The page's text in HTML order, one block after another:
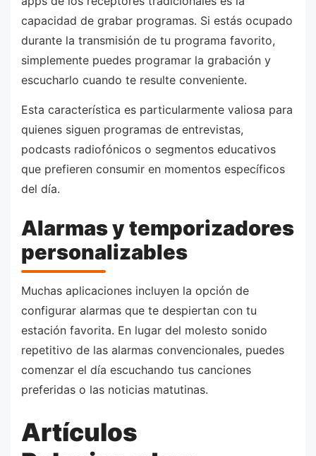
capacidad de grabar programas. Si estás ocupado
durante la transmisión de tu programa favorito,
simplemente puedes programar la grabación y
escucharlo cuando te resulte conveniente.
Esta característica es particularmente valiosa para
quienes siguen programas de entrevistas,
podcasts radiofónicos o segmentos educativos
que prefieren consumir en momentos específicos
del día.
Alarmas y temporizadores
personalizables
Muchas aplicaciones incluyen la opción de
configurar alarmas que te despiertan con tu
estación favorita. En lugar del molesto sonido
repetitivo de las alarmas convencionales, puedes
comenzar el día escuchando tus canciones
preferidas o las noticias matutinas.
Artículos